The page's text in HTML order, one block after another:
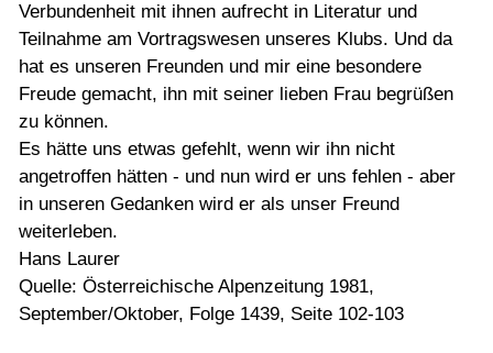
Verbundenheit mit ihnen aufrecht in Literatur und
Teilnahme am Vortragswesen unseres Klubs. Und da
hat es unseren Freunden und mir eine besondere
Freude gemacht, ihn mit seiner lieben Frau begrüßen
zu können.
Es hätte uns etwas gefehlt, wenn wir ihn nicht
angetroffen hätten - und nun wird er uns fehlen - aber
in unseren Gedanken wird er als unser Freund
weiterleben.
Hans Laurer
Quelle: Österreichische Alpenzeitung 1981,
September/Oktober, Folge 1439, Seite 102-103